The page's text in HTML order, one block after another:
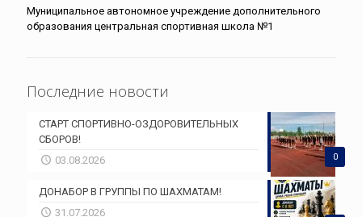
Муниципальное автономное учреждение дополнительного
образования центральная спортивная школа №1
Последние новости
0
СТАРТ СПОРТИВНО-ОЗДОРОВИТЕЛЬНЫХ
СБОРОВ!
03.08.2026
ДОНАБОР В ГРУППЫ ПО ШАХМАТАМ!
31.07.2026